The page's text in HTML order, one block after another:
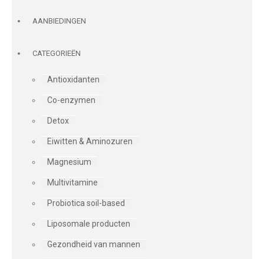
AANBIEDINGEN
CATEGORIEËN
Antioxidanten
Co-enzymen
Detox
Eiwitten & Aminozuren
Magnesium
Multivitamine
Probiotica soil-based
Liposomale producten
Gezondheid van mannen